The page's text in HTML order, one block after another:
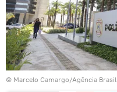
© Marcelo Camargo/Agência Brasil